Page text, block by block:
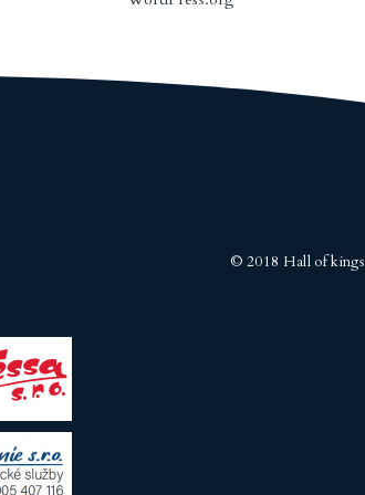
© 2018 Hall of kings